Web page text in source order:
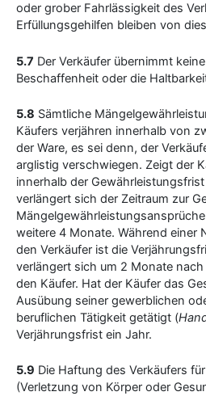
oder grober Fahrlässigkeit des
Erfüllungsgehilfen bleiben von
5.7 Der Verkäufer übernimmt
Beschaffenheit oder die
5.8 Sämtliche
Käufers verjähren innerhalb von
der Ware, es sei denn, der
arglistig verschwiegen. Zeigt der
innerhalb der
verlängert sich der Zeitraum zur
weitere 4 Monate. Während einer
den Verkäufer ist die
verlängert sich um 2 Monate nach
den Käufer. Hat der Käufer das
Ausübung seiner gewerblichen
beruflichen Tätigkeit getätigt (
Verjährungsfrist ein Jahr.
5.9 Die Haftung des Verkäufers
(Verletzung von Körper oder